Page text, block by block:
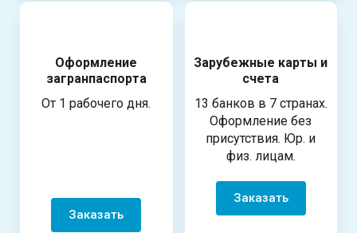
Оформление
загранпаспорта
От 1 рабочего дня.
Заказать
Зарубежные карты и
счета
13 банков в 7 странах.
Оформление без
присутствия. Юр. и
физ. лицам.
Заказать